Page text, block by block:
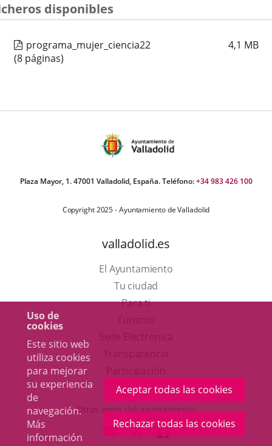
Uso de
cookies
Este sitio web
utiliza cookies
para mejorar
su experiencia
de
navegación.
Más
información
Aceptar todas las cookies
Rechazar todas las cookies
disponibles
programa_mujer_ciencia22 4,1 MB
(8 páginas)
Plaza Mayor, 1. 47001 Valladolid, España. Teléfono:+34 983 426 100
Copyright 2025 - Ayuntamiento de Valladolid
valladolid.es
El Ayuntamiento
Tu ciudad
Para ti
en
una
ventana
nueva.
aplicación
externa.
Otras webs del ayuntamiento
ENLACEENLACEENLACE